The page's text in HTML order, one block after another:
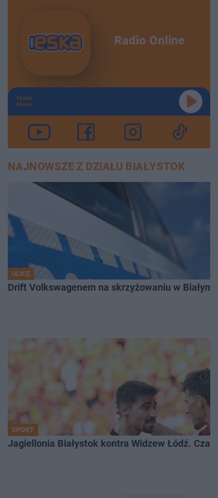
Radio Online
TERAZ
GRAMY
NAJNOWSZE Z DZIAŁU BIAŁYSTOK
ULICE
Drift Volkswagenem na skrzyżowaniu w
SPORT
Jagiellonia Białystok kontra Widzew Łódź.